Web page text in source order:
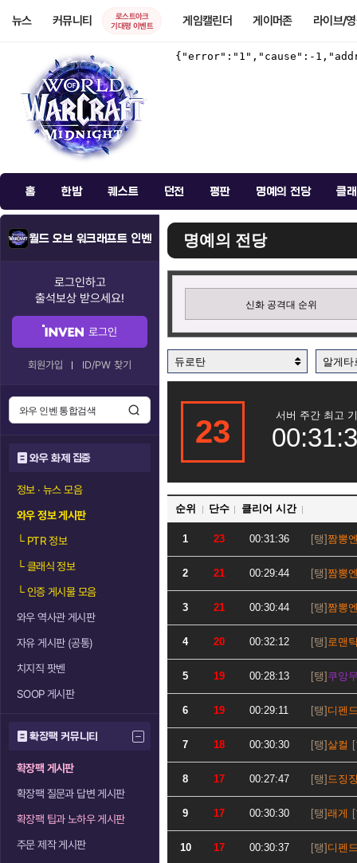
뉴스 커뮤니티
로스트아크
기대평 이벤트
게임캘린더 게이머존 라이브/
홈 한밤 퀘스트 던전 평판 명예의 전당 클
월드 오브 워크래프트 인벤
로그인하고
출석보상 받으세요!
로그인
회원가입 ID/PW 찾기
와우 화제 집중
정보 · 뉴스 모음
와우 정보 게시판
└PTR 정보
└클래식 정보
└인증 게시물 모음
와우 역사관 게시판
자유 게시판 (공통)
치지직 팟벤
SOOP 게시판
확장팩 커뮤니티
확장팩 게시판
확장팩 질문과 답변 게시판
확장팩 팁과 노하우 게시판
주문 제작 게시판
명예의 전당
신화 공격대 순위
듀로탄 알게타
23 서버 주간 최고
순위 단수 클리어 시간
1 23 00:31:36 짬뽕
2 21 00:29:44 짬뽕
3 21 00:30:44 짬뽕
4 20 00:32:12 로맨
5 19 00:28:13 쿠앙
6 19 00:29:11 디펜
7 18 00:30:30 살컬
8 17 00:27:47 드징
9 17 00:30:30 래게
10 17 00:30:37 디펜